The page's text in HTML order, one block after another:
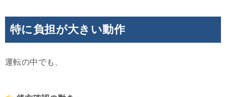
特に負担が大きい動作
運転の中でも、